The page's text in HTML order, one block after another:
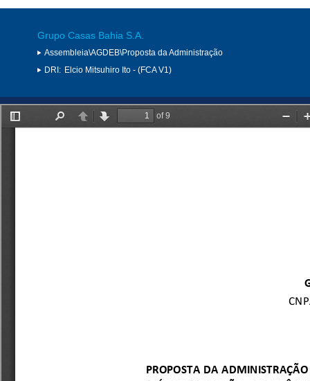
Grupo Casas Bahia S.A.
Assembleia\AGDEB\Proposta da Administração
DRI: Elcio Mitsuhiro Ito - (FCA V1)